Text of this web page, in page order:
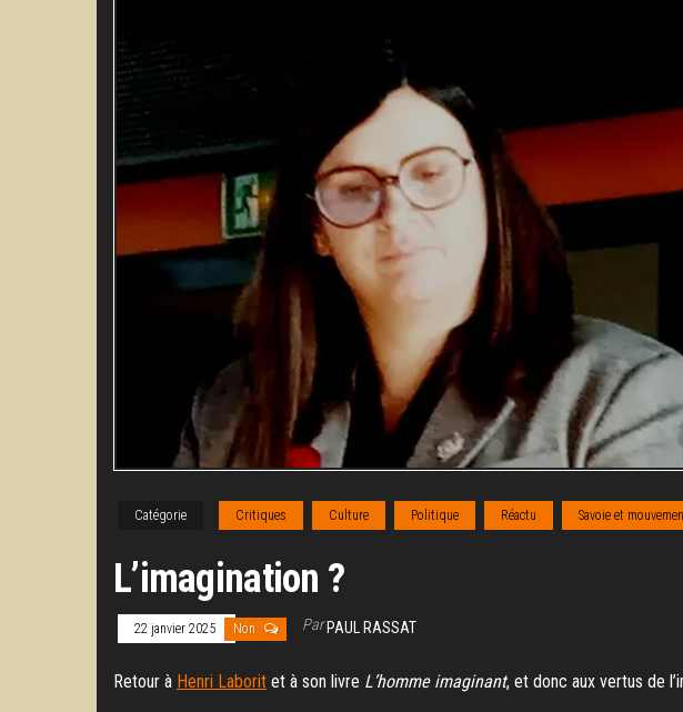
Catégorie Critiques Culture Politique Réactu Savoie et
L’imagination ?
22 janvier 2025 Non ParPAUL RASSAT
Retour à Henri Laborit et à son livre L’homme imaginant, et donc aux vertus de